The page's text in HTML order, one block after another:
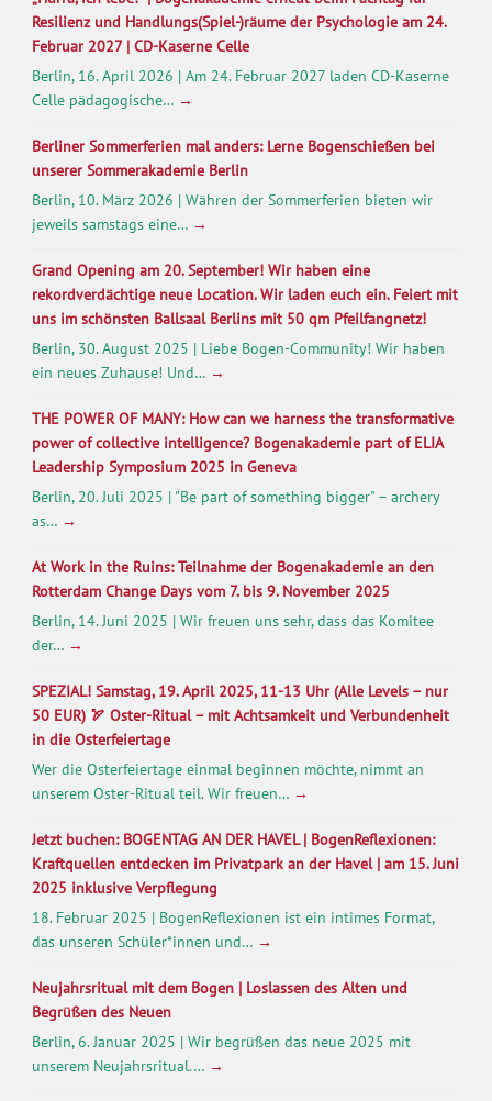
Resilienz und Handlungs(Spiel-)räume der Psychologie am 24.
Februar 2027 | CD-Kaserne Celle
Berlin, 16. April 2026 | Am 24. Februar 2027 laden CD-Kaserne
Celle pädagogische… →
Berliner Sommerferien mal anders: Lerne Bogenschießen bei
unserer Sommerakademie Berlin
Berlin, 10. März 2026 | Währen der Sommerferien bieten wir
jeweils samstags eine… →
Grand Opening am 20. September! Wir haben eine
rekordverdächtige neue Location. Wir laden euch ein. Feiert mit
uns im schönsten Ballsaal Berlins mit 50 qm Pfeilfangnetz!
Berlin, 30. August 2025 | Liebe Bogen-Community! Wir haben
ein neues Zuhause! Und… →
THE POWER OF MANY: How can we harness the transformative
power of collective intelligence? Bogenakademie part of ELIA
Leadership Symposium 2025 in Geneva
Berlin, 20. Juli 2025 | "Be part of something bigger" – archery
as… →
At Work in the Ruins: Teilnahme der Bogenakademie an den
Rotterdam Change Days vom 7. bis 9. November 2025
Berlin, 14. Juni 2025 | Wir freuen uns sehr, dass das Komitee
der… →
SPEZIAL! Samstag, 19. April 2025, 11-13 Uhr (Alle Levels – nur
50 EUR) 🏹 Oster-Ritual – mit Achtsamkeit und Verbundenheit
in die Osterfeiertage
Wer die Osterfeiertage einmal beginnen möchte, nimmt an
unserem Oster-Ritual teil. Wir freuen… →
Jetzt buchen: BOGENTAG AN DER HAVEL | BogenReflexionen:
Kraftquellen entdecken im Privatpark an der Havel | am 15. Juni
2025 inklusive Verpflegung
18. Februar 2025 | BogenReflexionen ist ein intimes Format,
das unseren Schüler*innen und… →
Neujahrsritual mit dem Bogen | Loslassen des Alten und
Begrüßen des Neuen
Berlin, 6. Januar 2025 | Wir begrüßen das neue 2025 mit
unserem Neujahrsritual.… →